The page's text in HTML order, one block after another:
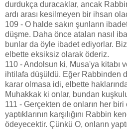
durdukça duracaklar, ancak
ardı arası kesilmeyen bir ihsan
109 - O halde sakın şunların
düşme. Daha önce ataları nasıl
bunlar da öyle ibadet ediyorlar.
elbette eksiksiz olarak öderiz.
110 - Andolsun ki, Musa'ya kitabı
ihtilafa düşüldü. Eğer Rabbinden
karar olmasa idi, elbette
Muhakkak ki onlar, bundan
111 - Gerçekten de onların her
yaptıklarının karşılığını Rabbin
ödeyecektir. Çünkü O, onların